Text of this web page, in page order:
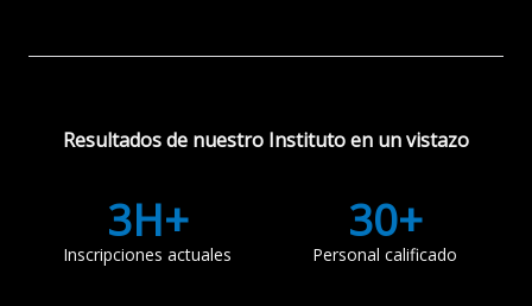
Resultados de nuestro Instituto en un vistazo
Inscripciones actuales
3H+
Personal calificado
30+